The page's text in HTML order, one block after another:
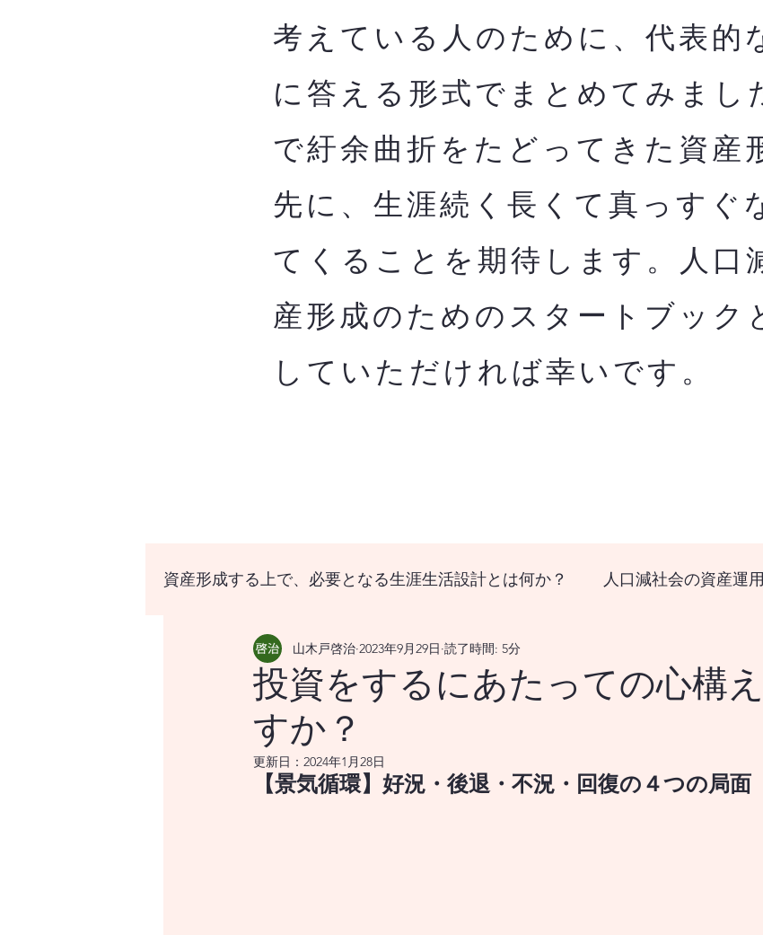
考えている人のために、代表的
に答える形式でまとめてみまし
で紆余曲折をたどってきた資産
先に、生涯続く長くて真っすぐ
てくることを期待します。人口
産形成のためのスタートブック
していただければ幸いです。
資産形成する上で、必要となる生涯生活設計とは何か？ 人口減社会の資産運用
資産形成する上で、必要となる生涯生活設計とは？
はじめての資産形成、なにをどうすれば良いのか？
世界の経済をけん引する米国の政策変更は資産市場、および 景気循環を通じ
投資をするにあたっての心構
すか？
山木戸啓治 2023年9月29日 読了時間: 5分
更新日： 2024年1月28日
【景気循環】好況・後退・不況・回復の４つの局面